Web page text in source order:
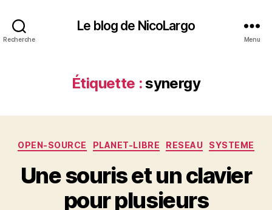
Recherche
Le blog de NicoLargo
Menu
Étiquette :synergy
Catégories
OPEN-SOURCE PLANET-LIBRE RESEAU SYSTEME
Une souris et un clavier
pour plusieurs